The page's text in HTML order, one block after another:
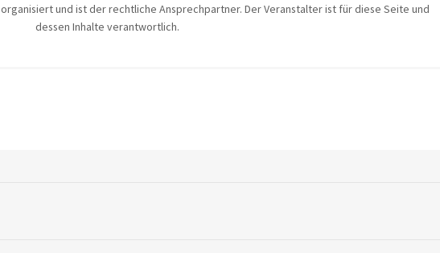
organisiert und ist der rechtliche Ansprechpartner. Der Veranstalter ist für diese Seite und
dessen Inhalte verantwortlich.